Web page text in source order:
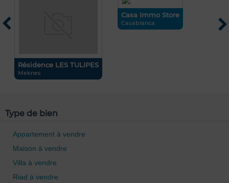
Résidence LES TULIPES
Meknes
Casa Immo Store
Casablanca
Type de bien
Appartement à vendre
Maison à vendre
Villa à vendre
Riad à vendre